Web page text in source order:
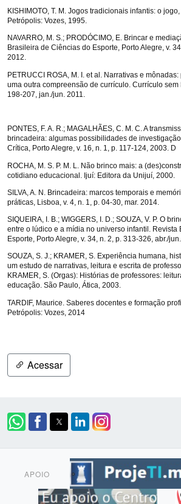
KISHIMOTO, T. M. Jogos tradicionais infantis: o
Petrópolis: Vozes, 1995.
NAVARRO, M. S.; PRODÓCIMO, E. Brincar e
Brasileira de Ciências do Esporte, Porto Alegre, v.
2012.
PETRUCCI ROSA, M. I. et al. Narrativas e
uma outra compreensão de currículo. Currículo sem
198-207, jan./jun. 2011.
PONTES, F. A. R.; MAGALHÃES, C. M. C. A
brincadeira: algumas possibilidades de
Crítica, Porto Alegre, v. 16, n. 1, p. 117-124, 2003. D
ROCHA, M. S. P. M. L. Não brinco mais: a
cotidiano educacional. Ijuí: Editora da Unijuí, 2000.
SILVA, A. N. Brincadeira: marcos temporais e
práticas, Lisboa, v. 4, n. 1, p. 04-30, mar. 2014.
SIQUEIRA, I. B.; WIGGERS, I. D.; SOUZA, V. P. O
entre o lúdico e a mídia no universo infantil. Revista
Esporte, Porto Alegre, v. 34, n. 2, p. 313-326, abr./
SOUZA, S. J.; KRAMER, S. Experiência humana,
um estudo de narrativas, leitura e escrita de
KRAMER, S. (Orgas): Histórias de professores:
educação. São Paulo, Ática, 2003.
TARDIF, Maurice. Saberes docentes e formação
Petrópolis: Vozes, 2014
Acessar
APOIO